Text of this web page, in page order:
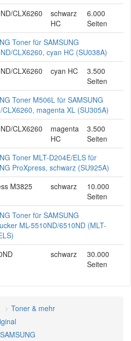
CLX6260
schwarz
HC
6.000
Seiten
Toner für SAMSUNG
CLX6260, cyan HC (SU038A)
CLX6260
cyan HC
3.500
Seiten
Toner M506L für SAMSUNG
CLX6260, magenta XL (SU305A)
CLX6260
magenta
HC
3.500
Seiten
Toner MLT-D204E/ELS für
ProXpress, schwarz (SU925A)
M3825
schwarz
10.000
Seiten
Toner für SAMSUNG
ML-5510ND/6510ND (MLT-
schwarz
30.000
Seiten
Toner & mehr